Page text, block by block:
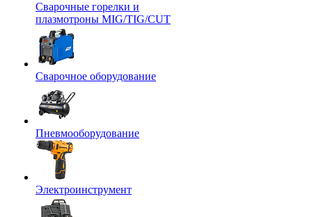
Сварочные горелки и
плазмотроны MIG/TIG/CUT
Сварочное оборудование
Пневмооборудование
Электроинструмент